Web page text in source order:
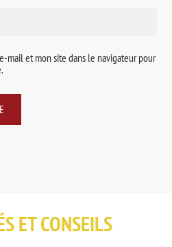
mail et mon site dans le navigateur pour
ET CONSEILS